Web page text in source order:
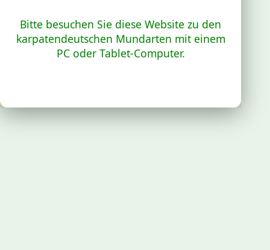
Bitte besuchen Sie diese Website zu den
karpatendeutschen Mundarten mit einem
PC oder Tablet-Computer.